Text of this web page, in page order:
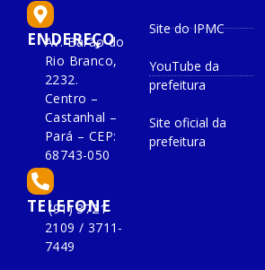
ENDEREÇO
Av. Barão do
Rio Branco,
2232.
Centro –
Castanhal –
Pará – CEP:
68743-050
TELEFONE
(91) 3721-
2109 / 3711-
7449
Site do IPMC
YouTube da
prefeitura
Site oficial da
prefeitura